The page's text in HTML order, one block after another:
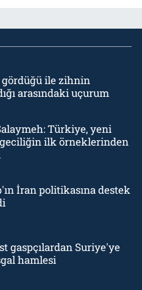
gördüğü ile zihnin
arasındaki uçurum
Türkiye, yeni
ilk örneklerinden
İran politikasına destek
gaspçılardan Suriye'ye
hamlesi